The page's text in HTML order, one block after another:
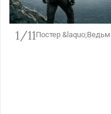
1/11 Постер